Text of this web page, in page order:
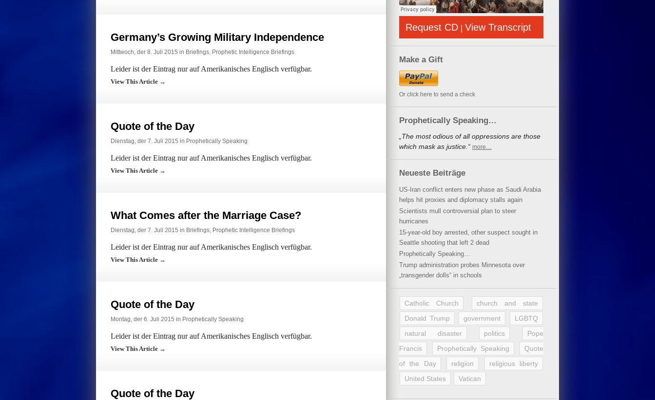
Germany’s Growing Military Independence
Mittwoch, der 8. Juli 2015 in Briefings, Prophetic Intelligence Briefings
Leider ist der Eintrag nur auf Amerikanisches Englisch verfügbar.
View This Article →
Quote of the Day
Dienstag, der 7. Juli 2015 in Prophetically Speaking
Leider ist der Eintrag nur auf Amerikanisches Englisch verfügbar.
View This Article →
What Comes after the Marriage Case?
Dienstag, der 7. Juli 2015 in Briefings, Prophetic Intelligence Briefings
Leider ist der Eintrag nur auf Amerikanisches Englisch verfügbar.
View This Article →
Quote of the Day
Montag, der 6. Juli 2015 in Prophetically Speaking
Leider ist der Eintrag nur auf Amerikanisches Englisch verfügbar.
View This Article →
Quote of the Day
Request CD | View Transcript
Make a Gift
Or click here to send a check
Prophetically Speaking…
„The most odious of all oppressions are those
which mask as justice.“ more…
Neueste Beiträge
US-Iran conflict enters new phase as Saudi Arabia
helps hit proxies and diplomacy stalls again
Scientists mull controversial plan to steer
hurricanes
15-year-old boy arrested, other suspect sought in
Seattle shooting that left 2 dead
Prophetically Speaking…
Trump administration probes Minnesota over
„transgender dolls“ in schools
Catholic Church
church and state
Donald Trump
government
LGBTQ
natural disaster
politics
Pope
Francis
Prophetically Speaking
Quote
of the Day
religion
religious liberty
United States
Vatican